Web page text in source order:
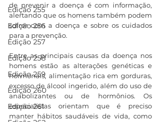
Edição 255
Edição 256
Edição 257
Edição 258
Edição 259
Edição 260
Edição 261
de prevenir a doença é com informação,
alertando que os homens também podem
sofrer com a doença e sobre os cuidados
para a prevenção.
Entre as principais causas da doença nos
homens estão as alterações genéticas e
hormonais, alimentação rica em gorduras,
excesso de álcool ingerido, além do uso de
anabolizantes ou de hormônios. Os
especialistas orientam que é preciso
manter hábitos saudáveis de vida, como